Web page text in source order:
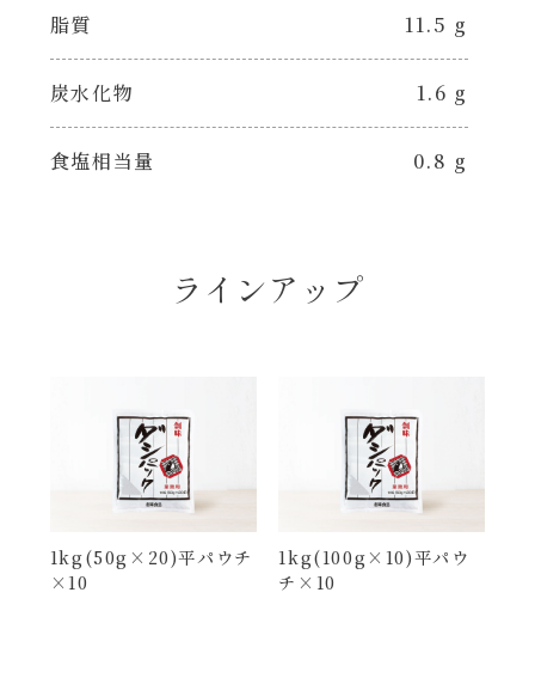
脂質 11.5 g
炭水化物 1.6 g
食塩相当量 0.8 g
ラインアップ
1kg(50g×20)平パウチ
×10
1kg(100g×10)平パウ
チ×10